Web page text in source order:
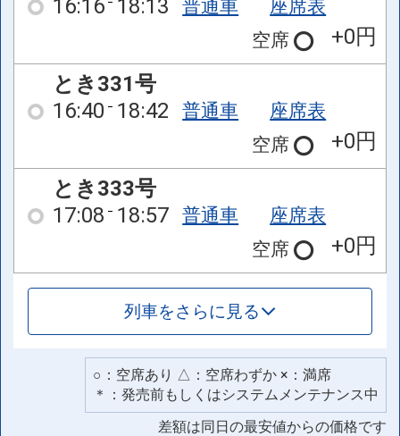
16:16 18:13 普通車
座席表
空席
+0円
とき331号
16:40 18:42 普通車
座席表
空席
+0円
とき333号
17:08 18:57 普通車
座席表
空席
+0円
列車をさらに見る
○：空席あり △：空席わずか ×：満席
＊：発売前もしくはシステムメンテナンス中
差額は同日の最安値からの価格です